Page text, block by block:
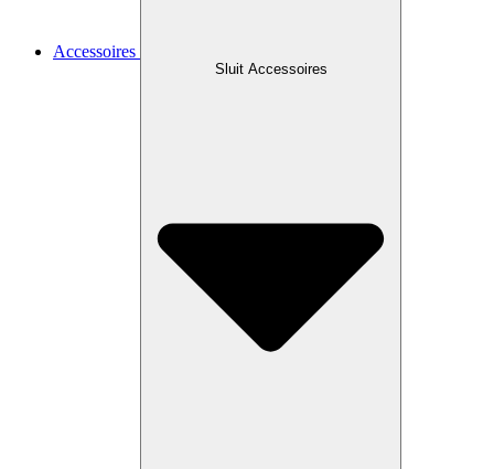
Accessoires
Sluit Accessoires